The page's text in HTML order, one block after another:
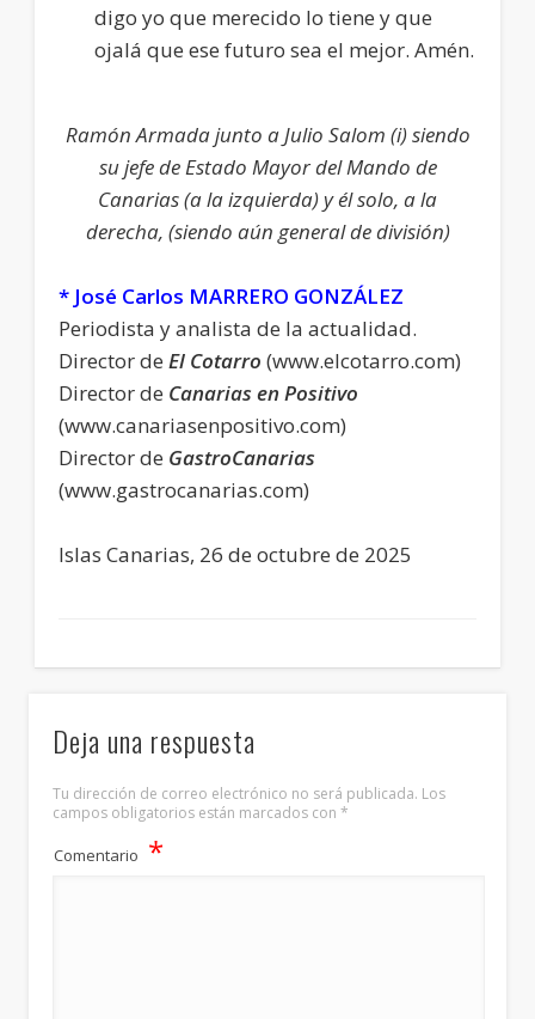
digo yo que merecido lo tiene y que
ojalá que ese futuro sea el mejor. Amén.
Ramón Armada junto a Julio Salom (i) siendo
su jefe de Estado Mayor del Mando de
Canarias (a la izquierda) y él solo, a la
derecha, (siendo aún general de división)
* José Carlos MARRERO GONZÁLEZ
Periodista y analista de la actualidad.
Director de El Cotarro (www.elcotarro.com)
Director de Canarias en Positivo
(www.canariasenpositivo.com)
Director de GastroCanarias
(www.gastrocanarias.com)
Islas Canarias, 26 de octubre de 2025
Deja una respuesta
Tu dirección de correo electrónico no será publicada. Los
campos obligatorios están marcados con*
Comentario *